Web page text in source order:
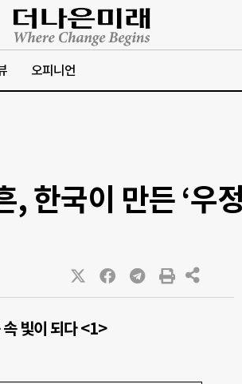
오피니언
한국이 만든 ‘우
빛이 되다 <1>